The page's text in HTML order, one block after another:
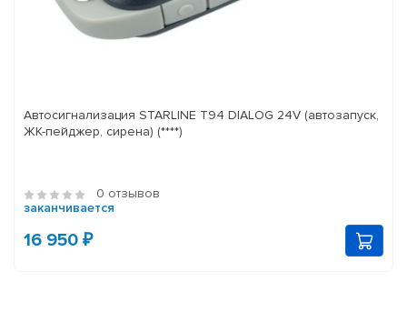
Автосигнализация STARLINE T94 DIALOG 24V (автозапуск,
ЖК-пейджер, сирена) (****)
0 отзывов
заканчивается
16 950 ₽